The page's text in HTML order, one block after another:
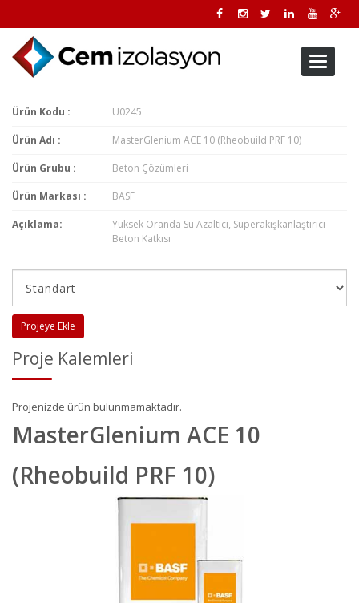
Toggle
Ürün Kodu : U0245
Ürün Adı : MasterGlenium ACE 10 (Rheobuild PRF 10)
Ürün Grubu : Beton Çözümleri
Ürün Markası : BASF
Açıklama:
Yüksek Oranda Su Azaltıcı, Süperakışkanlaştırıcı
Beton Katkısı
Projeye Ekle
Proje Kalemleri
Projenizde ürün bulunmamaktadır.
MasterGlenium ACE 10
(Rheobuild PRF 10)